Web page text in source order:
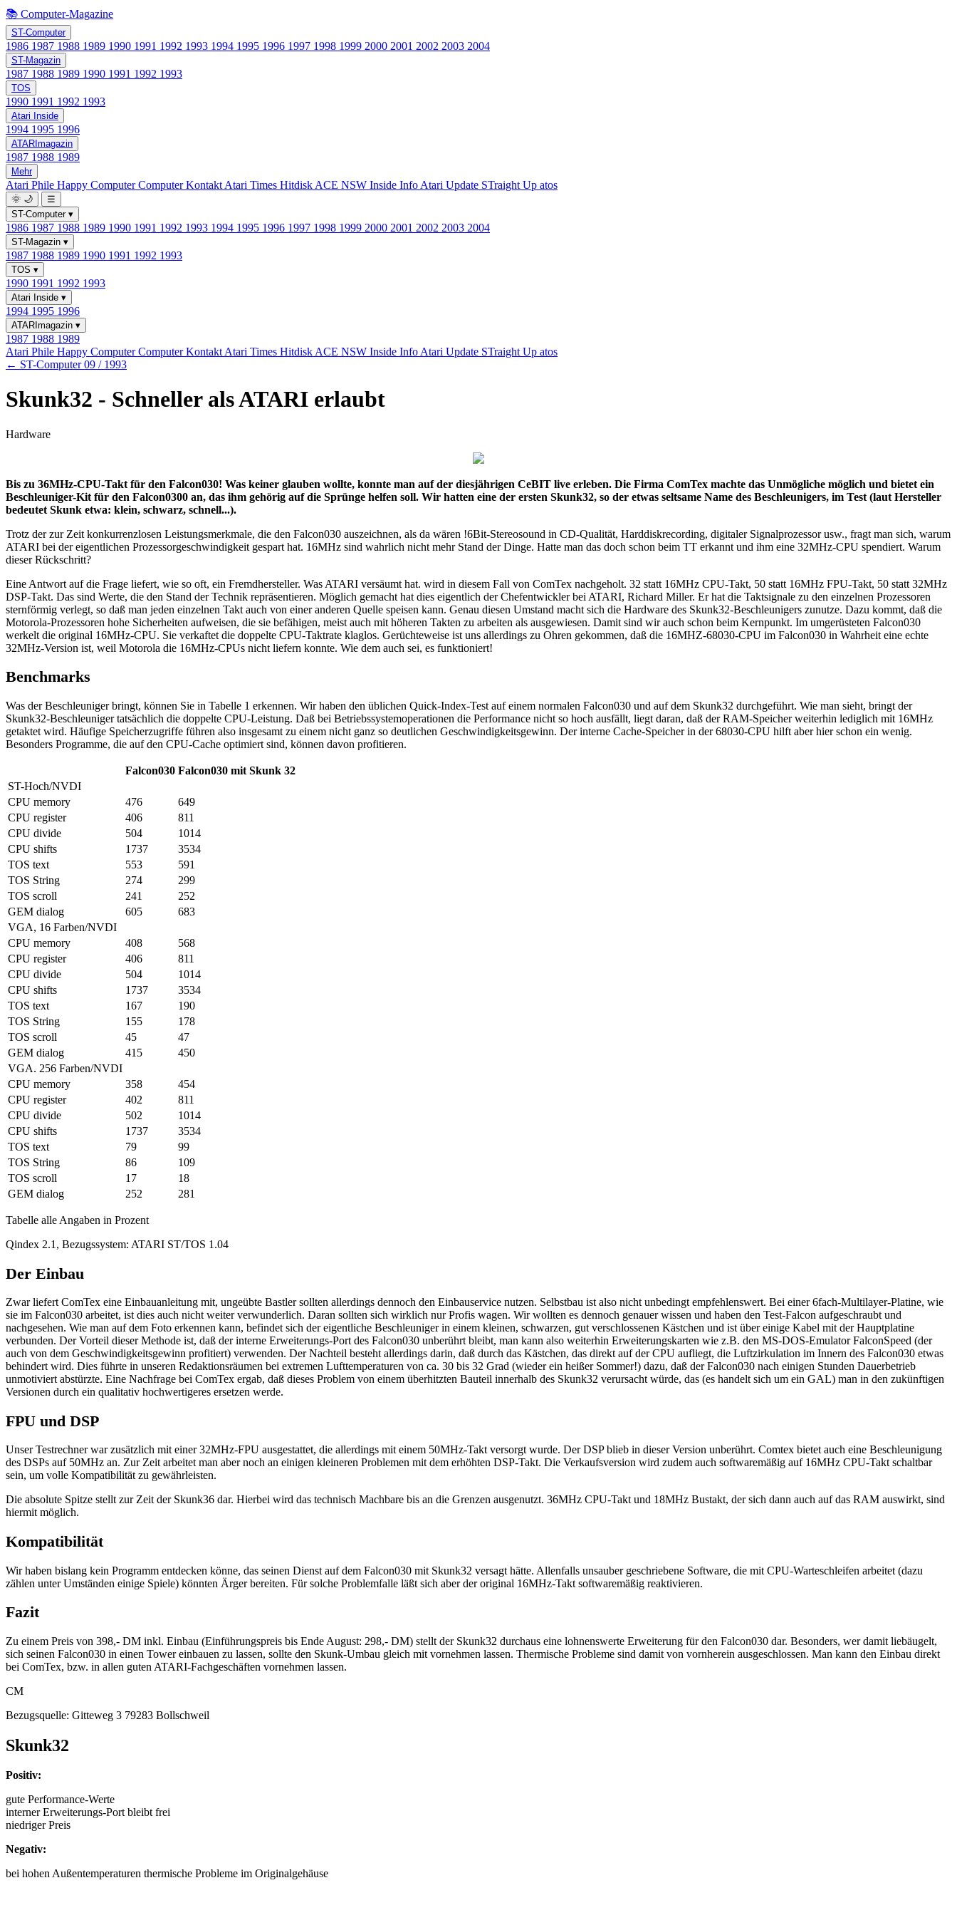
📚 Computer-Magazine
ST-Computer
1986 1987 1988 1989 1990 1991 1992 1993 1994 1995 1996 1997 1998 1999 2000 2001 2002 2003 2004
ST-Magazin
1987 1988 1989 1990 1991 1992 1993
TOS
1990 1991 1992 1993
Atari Inside
1994 1995 1996
ATARImagazin
1987 1988 1989
Mehr
Atari Phile Happy ComputerComputer Kontakt Atari Times Hitdisk ACE NSW Inside Info Atari Update STraight Up atos
🌞 🌙
☰
ST-Computer ▾
1986 1987 1988 1989 1990 1991 1992 1993 1994 1995 1996 1997 1998 1999 2000 2001 2002 2003 2004
ST-Magazin ▾
1987 1988 1989 1990 1991 1992 1993
TOS ▾
1990 1991 1992 1993
Atari Inside ▾
1994 1995 1996
ATARImagazin ▾
1987 1988 1989
Atari Phile Happy ComputerComputer Kontakt Atari Times Hitdisk ACE NSW Inside Info Atari Update STraight Up atos
← ST-Computer 09 / 1993
Skunk32 - Schneller als ATARI erlaubt
Hardware
Bis zu 36MHz-CPU-Takt für den Falcon030! Was keiner glauben wollte, konnte man auf der diesjährigen CeBIT live erleben. Die Firma ComTex machte das Unmögliche möglich und bietet ein
Beschleuniger-Kit für den Falcon0300 an, das ihm gehörig auf die Sprünge helfen soll. Wir hatten eine der ersten Skunk32, so der etwas seltsame Name des Beschleunigers, im Test (laut Hersteller
bedeutet Skunk etwa: klein, schwarz, schnell...).
Trotz der zur Zeit konkurrenzlosen Leistungsmerkmale, die den Falcon030 auszeichnen, als da wären !6Bit-Stereosound in CD-Qualität, Harddiskrecording, digitaler Signalprozessor usw., fragt man sich, warum
ATARI bei der eigentlichen Prozessorgeschwindigkeit gespart hat. 16MHz sind wahrlich nicht mehr Stand der Dinge. Hatte man das doch schon beim TT erkannt und ihm eine 32MHz-CPU spendiert. Warum
dieser Rückschritt?
Eine Antwort auf die Frage liefert, wie so oft, ein Fremdhersteller. Was ATARI versäumt hat. wird in diesem Fall von ComTex nachgeholt. 32 statt 16MHz CPU-Takt, 50 statt 16MHz FPU-Takt, 50 statt 32MHz
DSP-Takt. Das sind Werte, die den Stand der Technik repräsentieren. Möglich gemacht hat dies eigentlich der Chefentwickler bei ATARI, Richard Miller. Er hat die Taktsignale zu den einzelnen Prozessoren
sternförmig verlegt, so daß man jeden einzelnen Takt auch von einer anderen Quelle speisen kann. Genau diesen Umstand macht sich die Hardware des Skunk32-Beschleunigers zunutze. Dazu kommt, daß die
Motorola-Prozessoren hohe Sicherheiten aufweisen, die sie befähigen, meist auch mit höheren Takten zu arbeiten als ausgewiesen. Damit sind wir auch schon beim Kernpunkt. Im umgerüsteten Falcon030
werkelt die original 16MHz-CPU. Sie verkaftet die doppelte CPU-Taktrate klaglos. Gerüchteweise ist uns allerdings zu Ohren gekommen, daß die 16MHZ-68030-CPU im Falcon030 in Wahrheit eine echte
32MHz-Version ist, weil Motorola die 16MHz-CPUs nicht liefern konnte. Wie dem auch sei, es funktioniert!
Benchmarks
Was der Beschleuniger bringt, können Sie in Tabelle 1 erkennen. Wir haben den üblichen Quick-Index-Test auf einem normalen Falcon030 und auf dem Skunk32 durchgeführt. Wie man sieht, bringt der
Skunk32-Beschleuniger tatsächlich die doppelte CPU-Leistung. Daß bei Betriebssystemoperationen die Performance nicht so hoch ausfällt, liegt daran, daß der RAM-Speicher weiterhin lediglich mit 16MHz
getaktet wird. Häufige Speicherzugriffe führen also insgesamt zu einem nicht ganz so deutlichen Geschwindigkeitsgewinn. Der interne Cache-Speicher in der 68030-CPU hilft aber hier schon ein wenig.
Besonders Programme, die auf den CPU-Cache optimiert sind, können davon profitieren.
Falcon030 Falcon030 mit Skunk 32
ST-Hoch/NVDI
CPU memory
476
649
CPU register
406
811
CPU divide
504
1014
CPU shifts
1737
3534
TOS text
553
591
TOS String
274
299
TOS scroll
241
252
GEM dialog
605
683
VGA, 16 Farben/NVDI
CPU memory
408
568
CPU register
406
811
CPU divide
504
1014
CPU shifts
1737
3534
TOS text
167
190
TOS String
155
178
TOS scroll
45
47
GEM dialog
415
450
VGA. 256 Farben/NVDI
CPU memory
358
454
CPU register
402
811
CPU divide
502
1014
CPU shifts
1737
3534
TOS text
79
99
TOS String
86
109
TOS scroll
17
18
GEM dialog
252 281
Tabelle alle Angaben in Prozent
Qindex 2.1, Bezugssystem: ATARI ST/TOS 1.04
Der Einbau
Zwar liefert ComTex eine Einbauanleitung mit, ungeübte Bastler sollten allerdings dennoch den Einbauservice nutzen. Selbstbau ist also nicht unbedingt empfehlenswert. Bei einer 6fach-Multilayer-Platine, wie
sie im Falcon030 arbeitet, ist dies auch nicht weiter verwunderlich. Daran sollten sich wirklich nur Profis wagen. Wir wollten es dennoch genauer wissen und haben den Test-Falcon aufgeschraubt und
nachgesehen. Wie man auf dem Foto erkennen kann, befindet sich der eigentliche Beschleuniger in einem kleinen, schwarzen, gut verschlossenen Kästchen und ist über einige Kabel mit der Hauptplatine
verbunden. Der Vorteil dieser Methode ist, daß der interne Erweiterungs-Port des Falcon030 unberührt bleibt, man kann also weiterhin Erweiterungskarten wie z.B. den MS-DOS-Emulator FalconSpeed (der
auch von dem Geschwindigkeitsgewinn profitiert) verwenden. Der Nachteil besteht allerdings darin, daß durch das Kästchen, das direkt auf der CPU aufliegt, die Luftzirkulation im Innern des Falcon030 etwas
behindert wird. Dies führte in unseren Redaktionsräumen bei extremen Lufttemperaturen von ca. 30 bis 32 Grad (wieder ein heißer Sommer!) dazu, daß der Falcon030 nach einigen Stunden Dauerbetrieb
unmotiviert abstürzte. Eine Nachfrage bei ComTex ergab, daß dieses Problem von einem überhitzten Bauteil innerhalb des Skunk32 verursacht würde, das (es handelt sich um ein GAL) man in den zukünftigen
Versionen durch ein qualitativ hochwertigeres ersetzen werde.
FPU und DSP
Unser Testrechner war zusätzlich mit einer 32MHz-FPU ausgestattet, die allerdings mit einem 50MHz-Takt versorgt wurde. Der DSP blieb in dieser Version unberührt. Comtex bietet auch eine Beschleunigung
des DSPs auf 50MHz an. Zur Zeit arbeitet man aber noch an einigen kleineren Problemen mit dem erhöhten DSP-Takt. Die Verkaufsversion wird zudem auch softwaremäßig auf 16MHz CPU-Takt schaltbar
sein, um volle Kompatibilität zu gewährleisten.
Die absolute Spitze stellt zur Zeit der Skunk36 dar. Hierbei wird das technisch Machbare bis an die Grenzen ausgenutzt. 36MHz CPU-Takt und 18MHz Bustakt, der sich dann auch auf das RAM auswirkt, sind
hiermit möglich.
Kompatibilität
Wir haben bislang kein Programm entdecken könne, das seinen Dienst auf dem Falcon030 mit Skunk32 versagt hätte. Allenfalls unsauber geschriebene Software, die mit CPU-Warteschleifen arbeitet (dazu
zählen unter Umständen einige Spiele) könnten Ärger bereiten. Für solche Problemfalle läßt sich aber der original 16MHz-Takt softwaremäßig reaktivieren.
Fazit
Zu einem Preis von 398,- DM inkl. Einbau (Einführungspreis bis Ende August: 298,- DM) stellt der Skunk32 durchaus eine lohnenswerte Erweiterung für den Falcon030 dar. Besonders, wer damit liebäugelt,
sich seinen Falcon030 in einen Tower einbauen zu lassen, sollte den Skunk-Umbau gleich mit vornehmen lassen. Thermische Probleme sind damit von vornherein ausgeschlossen. Man kann den Einbau direkt
bei ComTex, bzw. in allen guten ATARI-Fachgeschäften vornehmen lassen.
CM
Bezugsquelle: Gitteweg 3 79283 Bollschweil
Skunk32
Positiv:
gute Performance-Werte
interner Erweiterungs-Port bleibt frei
niedriger Preis
Negativ:
bei hohen Außentemperaturen thermische Probleme im Originalgehäuse